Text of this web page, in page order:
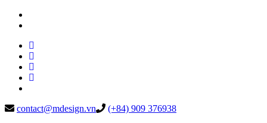
contact@mdesign.vn
(+84) 909 376938